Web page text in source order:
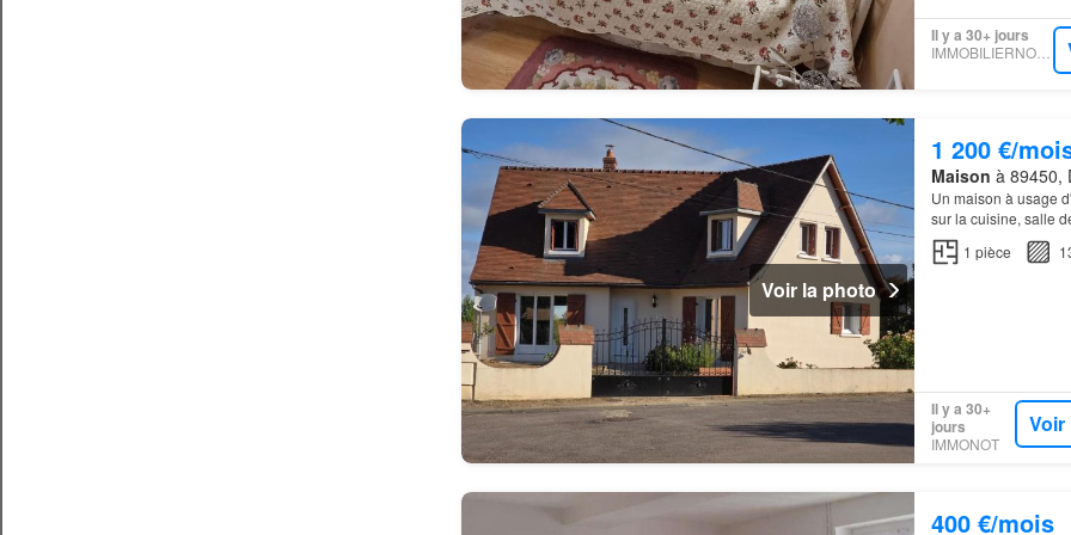
Il y a 30+ jours
IMMOBILIERNOTAIRES
Voir la photo
1 200 €/
Maison à 89450,
Un maison à usage
sur la cuisine, salle
1 pièce
Il y a 30+
jours
IMMONOT
400 €/mois